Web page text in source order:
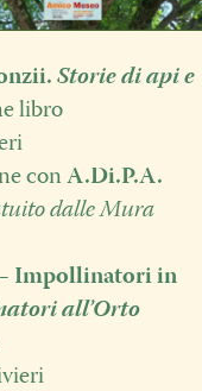
Storie di api e
libro
con A.Di.P.A.
dalle Mura
Impollinatori in
all’Orto